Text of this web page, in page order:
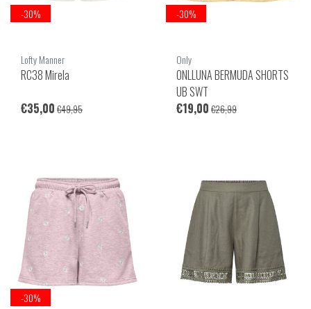
-30%
Lofty Manner
RC38 Mirela
€35,00 €49,95
-30%
Only
ONLLUNA BERMUDA SHORTS
UB SWT
€19,00 €26,99
-30%